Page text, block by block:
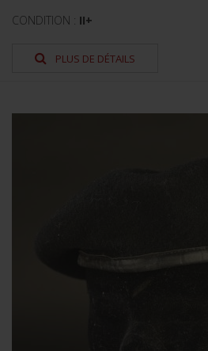
CONDITION : II+
PLUS DE DÉTAILS